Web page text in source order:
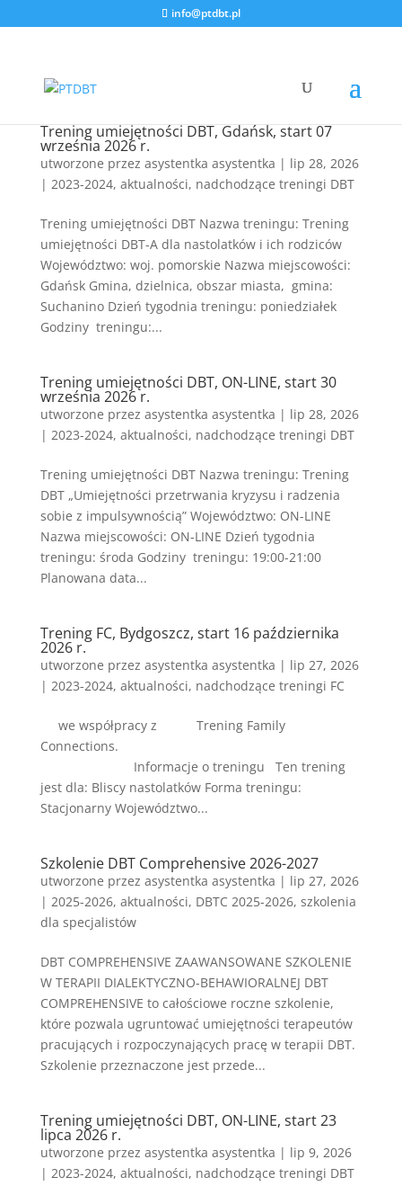
info@ptdbt.pl
Trening umiejętności DBT, Gdańsk, start 07
września 2026 r.
utworzone przez asystentka asystentka | lip 28, 2026
| 2023-2024, aktualności, nadchodzące treningi DBT
Trening umiejętności DBT Nazwa treningu: Trening
umiejętności DBT-A dla nastolatków i ich rodziców
Województwo: woj. pomorskie Nazwa miejscowości:
Gdańsk Gmina, dzielnica, obszar miasta, gmina:
Suchanino Dzień tygodnia treningu: poniedziałek
Godziny treningu:...
Trening umiejętności DBT, ON-LINE, start 30
września 2026 r.
utworzone przez asystentka asystentka | lip 28, 2026
| 2023-2024, aktualności, nadchodzące treningi DBT
Trening umiejętności DBT Nazwa treningu: Trening
DBT „Umiejętności przetrwania kryzysu i radzenia
sobie z impulsywnością” Województwo: ON-LINE
Nazwa miejscowości: ON-LINE Dzień tygodnia
treningu: środa Godziny treningu: 19:00-21:00
Planowana data...
Trening FC, Bydgoszcz, start 16 października
2026 r.
utworzone przez asystentka asystentka | lip 27, 2026
| 2023-2024, aktualności, nadchodzące treningi FC
we współpracy z Trening Family
Connections.
Informacje o treningu Ten trening
jest dla: Bliscy nastolatków Forma treningu:
Stacjonarny Województwo...
Szkolenie DBT Comprehensive 2026-2027
utworzone przez asystentka asystentka | lip 27, 2026
| 2025-2026, aktualności, DBTC 2025-2026, szkolenia
dla specjalistów
DBT COMPREHENSIVE ZAAWANSOWANE SZKOLENIE
W TERAPII DIALEKTYCZNO-BEHAWIORALNEJ DBT
COMPREHENSIVE to całościowe roczne szkolenie,
które pozwala ugruntować umiejętności terapeutów
pracujących i rozpoczynających pracę w terapii DBT.
Szkolenie przeznaczone jest przede...
Trening umiejętności DBT, ON-LINE, start 23
lipca 2026 r.
utworzone przez asystentka asystentka | lip 9, 2026
| 2023-2024, aktualności, nadchodzące treningi DBT